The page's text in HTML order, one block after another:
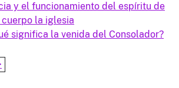
y el funcionamiento del espíritu de
la iglesia
significa la venida del Consolador?